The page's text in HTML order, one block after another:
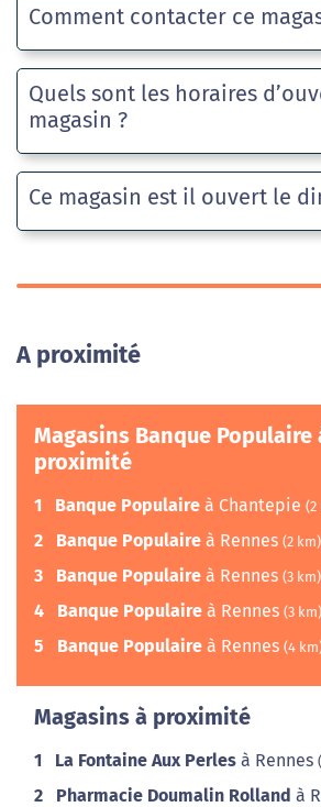
Comment contacter ce
Quels sont les horaires
magasin ?
Ce magasin est il ouvert le
A proximité
Magasins Banque Populaire
proximité
1 Banque Populaire à Chantepie (2
2 Banque Populaire à Rennes (2 km)
3 Banque Populaire à Rennes (3 km)
4 Banque Populaire à Rennes (3 km)
5 Banque Populaire à Rennes (4
Magasins à proximité
1 La Fontaine Aux Perles à Rennes
2 Pharmacie Doumalin Rolland à